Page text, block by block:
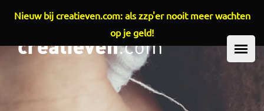
Overslaan en naar de inhoud gaan
HOOFDMENU
Nieuw bij creatieven.com: als zzp'er nooit meer wachten
op je geld!